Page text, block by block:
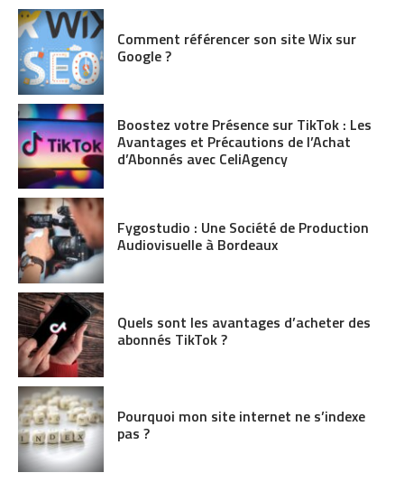
Comment référencer son site Wix sur
Google ?
Boostez votre Présence sur TikTok : Les
Avantages et Précautions de l’Achat
d’Abonnés avec CeliAgency
Fygostudio : Une Société de Production
Audiovisuelle à Bordeaux
Quels sont les avantages d’acheter des
abonnés TikTok ?
Pourquoi mon site internet ne s’indexe
pas ?